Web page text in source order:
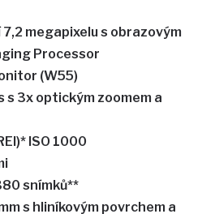
megapixelu s obrazovým
Processor
(W55)
s 3x optickým zoomem a
ISO 1000
snímků**
s hliníkovým povrchem a